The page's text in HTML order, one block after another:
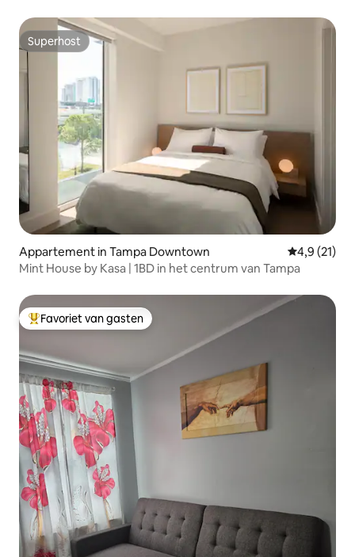
Superhost
Superhost
Appartement in Tampa Downtown
4,9 (21)
Mint House by Kasa | 1BD in het centrum van Tampa
Topfavoriet van gasten
Favoriet van gasten